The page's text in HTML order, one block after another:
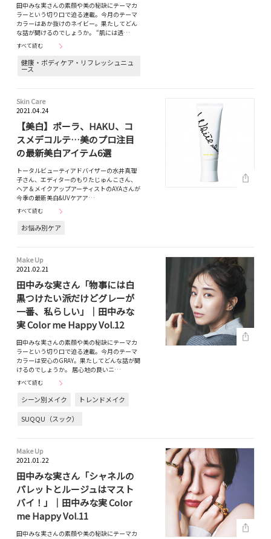
田中みな実さんの素顔や美の秘訣にテーマカ
ラーという切り口で迫る連載。今月のテーマ
カラーはあか抜けのネイビー。果たしてどん
な話が聞けるのでしょうか。 “肌には透…
すべて読む
健康・ボディケア・リフレッシュニュ
ース
Skin Care
2021.04.24
【美白】ポーラ、HAKU、コ
スメデコルテ…美のプロ注目
の最新美白アイテム6選
トータルビューティアドバイザーの水井真理
子さん、エディターのもりたじゅんこさん、
ヘア＆メイクアップアーティストのAYAさんが
今季の最新美白&UVケアア…
すべて読む
お悩み別ケア
Make Up
2021.02.21
田中みな実さん「物事には白
黒つけたい派だけどグレーが
一番、私らしい」｜田中みな
実 Color me Happy Vol.12
田中みな実さんの素顔や美の秘訣にテーマカ
ラーという切り口で迫る連載。今月のテーマ
カラーは安心のGRAY。果たしてどんな話が聞
けるのでしょうか。 居心地の良いニ…
すべて読む
シーン別メイク
トレンドメイク
SUQQU（スック）
Make Up
2021.01.22
田中みな実さん「シャネルの
パレットとルージュはマスト
バイ！」｜田中みな実 Color
me Happy Vol.11
田中みな実さんの素顔や美の秘訣にテーマカ